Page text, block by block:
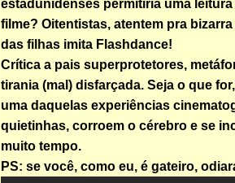
estadunidenses permitiria uma
filme? Oitentistas, atentem pra
das filhas imita Flashdance!
Crítica a pais superprotetores,
tirania (mal) disfarçada. Seja o que
uma daquelas experiências
quietinhas, corroem o cérebro e se
muito tempo.
PS: se você, como eu, é gateiro,